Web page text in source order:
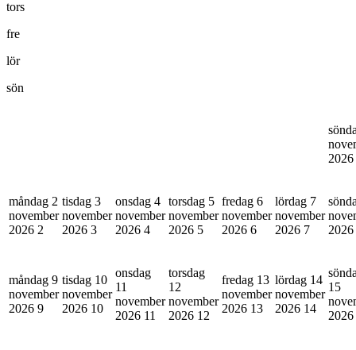
tors
fre
lör
sön
2026
måndag 2
november
2026 2
tisdag 3
november
2026 3
onsdag 4
november
2026 4
torsdag 5
november
2026 5
fredag 6
november
2026 6
lördag 7
november
2026 7
2026
måndag 9
november
2026 9
tisdag 10
november
2026 10
onsdag
11
november
2026 11
torsdag
12
november
2026 12
fredag 13
november
2026 13
lördag 14
november
2026 14
15
2026